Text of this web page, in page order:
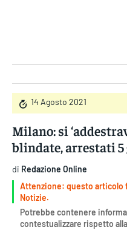
14 Agosto 2021
Milano: si
blindate, arrestati 5
di Redazione Online
Attenzione: questo articolo
Notizie.
Potrebbe contenere
contestualizzare rispetto